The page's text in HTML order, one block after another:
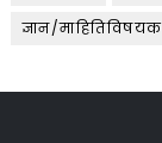
ज्ञान/